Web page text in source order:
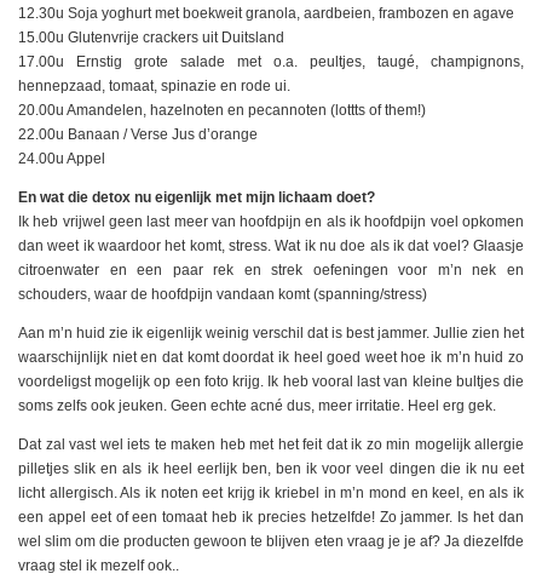
12.30u Soja yoghurt met boekweit granola, aardbeien, frambozen en agave
15.00u Glutenvrije crackers uit Duitsland
17.00u Ernstig grote salade met o.a. peultjes, taugé, champignons,
hennepzaad, tomaat, spinazie en rode ui.
20.00u Amandelen, hazelnoten en pecannoten (lottts of them!)
22.00u Banaan / Verse Jus d’orange
24.00u Appel
En wat die detox nu eigenlijk met mijn lichaam doet?
Ik heb vrijwel geen last meer van hoofdpijn en als ik hoofdpijn voel opkomen
dan weet ik waardoor het komt, stress. Wat ik nu doe als ik dat voel? Glaasje
citroenwater en een paar rek en strek oefeningen voor m’n nek en
schouders, waar de hoofdpijn vandaan komt (spanning/stress)
Aan m’n huid zie ik eigenlijk weinig verschil dat is best jammer. Jullie zien het
waarschijnlijk niet en dat komt doordat ik heel goed weet hoe ik m’n huid zo
voordeligst mogelijk op een foto krijg. Ik heb vooral last van kleine bultjes die
soms zelfs ook jeuken. Geen echte acné dus, meer irritatie. Heel erg gek.
Dat zal vast wel iets te maken heb met het feit dat ik zo min mogelijk allergie
pilletjes slik en als ik heel eerlijk ben, ben ik voor veel dingen die ik nu eet
licht allergisch. Als ik noten eet krijg ik kriebel in m’n mond en keel, en als ik
een appel eet of een tomaat heb ik precies hetzelfde! Zo jammer. Is het dan
wel slim om die producten gewoon te blijven eten vraag je je af? Ja diezelfde
vraag stel ik mezelf ook..